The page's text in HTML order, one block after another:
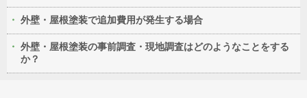
外壁・屋根塗装で追加費用が発生する場合
外壁・屋根塗装の事前調査・現地調査はどのようなことをする
か？